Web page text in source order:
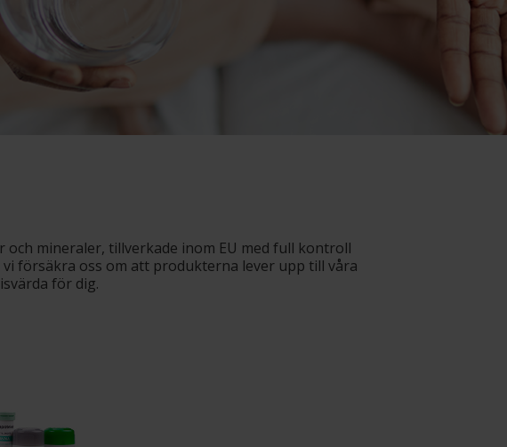
mineraler, tillverkade inom EU med full kontroll
försäkra oss om att produkterna lever upp till våra
för dig.